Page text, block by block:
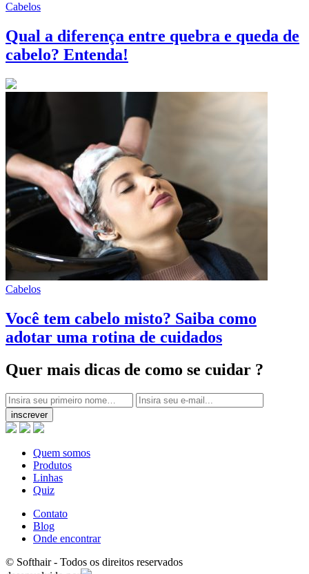
Cabelos
Qual a diferença entre quebra e queda de
cabelo? Entenda!
Cabelos
Você tem cabelo misto? Saiba como
adotar uma rotina de cuidados
Quer mais dicas de como se cuidar ?
inscrever
Quem somos
Produtos
Linhas
Quiz
Contato
Blog
Onde encontrar
© Softhair - Todos os direitos reservados